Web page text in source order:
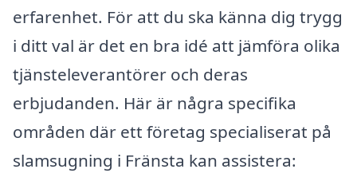
erfarenhet. För att du ska känna dig trygg
i ditt val är det en bra idé att jämföra olika
tjänsteleverantörer och deras
erbjudanden. Här är några specifika
områden där ett företag specialiserat på
slamsugning i Fränsta kan assistera: